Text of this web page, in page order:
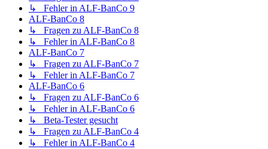
↳ Fehler in ALF-BanCo 9
ALF-BanCo 8
↳ Fragen zu ALF-BanCo 8
↳ Fehler in ALF-BanCo 8
ALF-BanCo 7
↳ Fragen zu ALF-BanCo 7
↳ Fehler in ALF-BanCo 7
ALF-BanCo 6
↳ Fragen zu ALF-BanCo 6
↳ Fehler in ALF-BanCo 6
↳ Beta-Tester gesucht
↳ Fragen zu ALF-BanCo 4
↳ Fehler in ALF-BanCo 4